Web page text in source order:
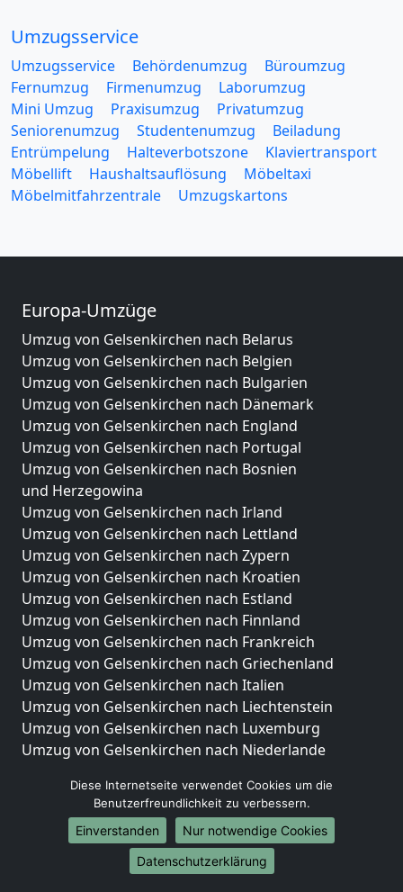
Umzugsservice
Umzugsservice Behördenumzug
Büroumzug
Fernumzug
Firmenumzug
Laborumzug
Mini Umzug
Praxisumzug
Privatumzug
Seniorenumzug
Studentenumzug
Beiladung
Entrümpelung
Halteverbotszone
Klaviertransport
Möbellift
Haushaltsauflösung
Möbeltaxi
Möbelmitfahrzentrale
Umzugskartons
Europa-Umzüge
Umzug von Gelsenkirchen nach Belarus
Umzug von Gelsenkirchen nach Belgien
Umzug von Gelsenkirchen nach Bulgarien
Umzug von Gelsenkirchen nach Dänemark
Umzug von Gelsenkirchen nach England
Umzug von Gelsenkirchen nach Portugal
Umzug von Gelsenkirchen nach Bosnien
und Herzegowina
Umzug von Gelsenkirchen nach Irland
Umzug von Gelsenkirchen nach Lettland
Umzug von Gelsenkirchen nach Zypern
Umzug von Gelsenkirchen nach Kroatien
Umzug von Gelsenkirchen nach Estland
Umzug von Gelsenkirchen nach Finnland
Umzug von Gelsenkirchen nach Frankreich
Umzug von Gelsenkirchen nach Griechenland
Umzug von Gelsenkirchen nach Italien
Umzug von Gelsenkirchen nach Liechtenstein
Umzug von Gelsenkirchen nach Luxemburg
Umzug von Gelsenkirchen nach Niederlande
Umzüge-Deutschlandweit
Umzug von Gelsenkirchen nach Berlin
Umzug von Gelsenkirchen nach Hamburg
Umzug von Gelsenkirchen nach München
Diese Internetseite verwendet Cookies um die
Benutzerfreundlichkeit zu verbessern.
Einverstanden
Nur notwendige Cookies
Datenschutzerklärung